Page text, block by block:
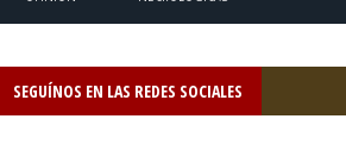
SEGUÍNOS EN LAS REDES SOCIALES